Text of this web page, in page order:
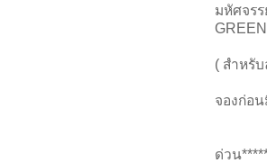
มหัศจร
GREEN
( สำหรั
จองก่อ
ด่วน